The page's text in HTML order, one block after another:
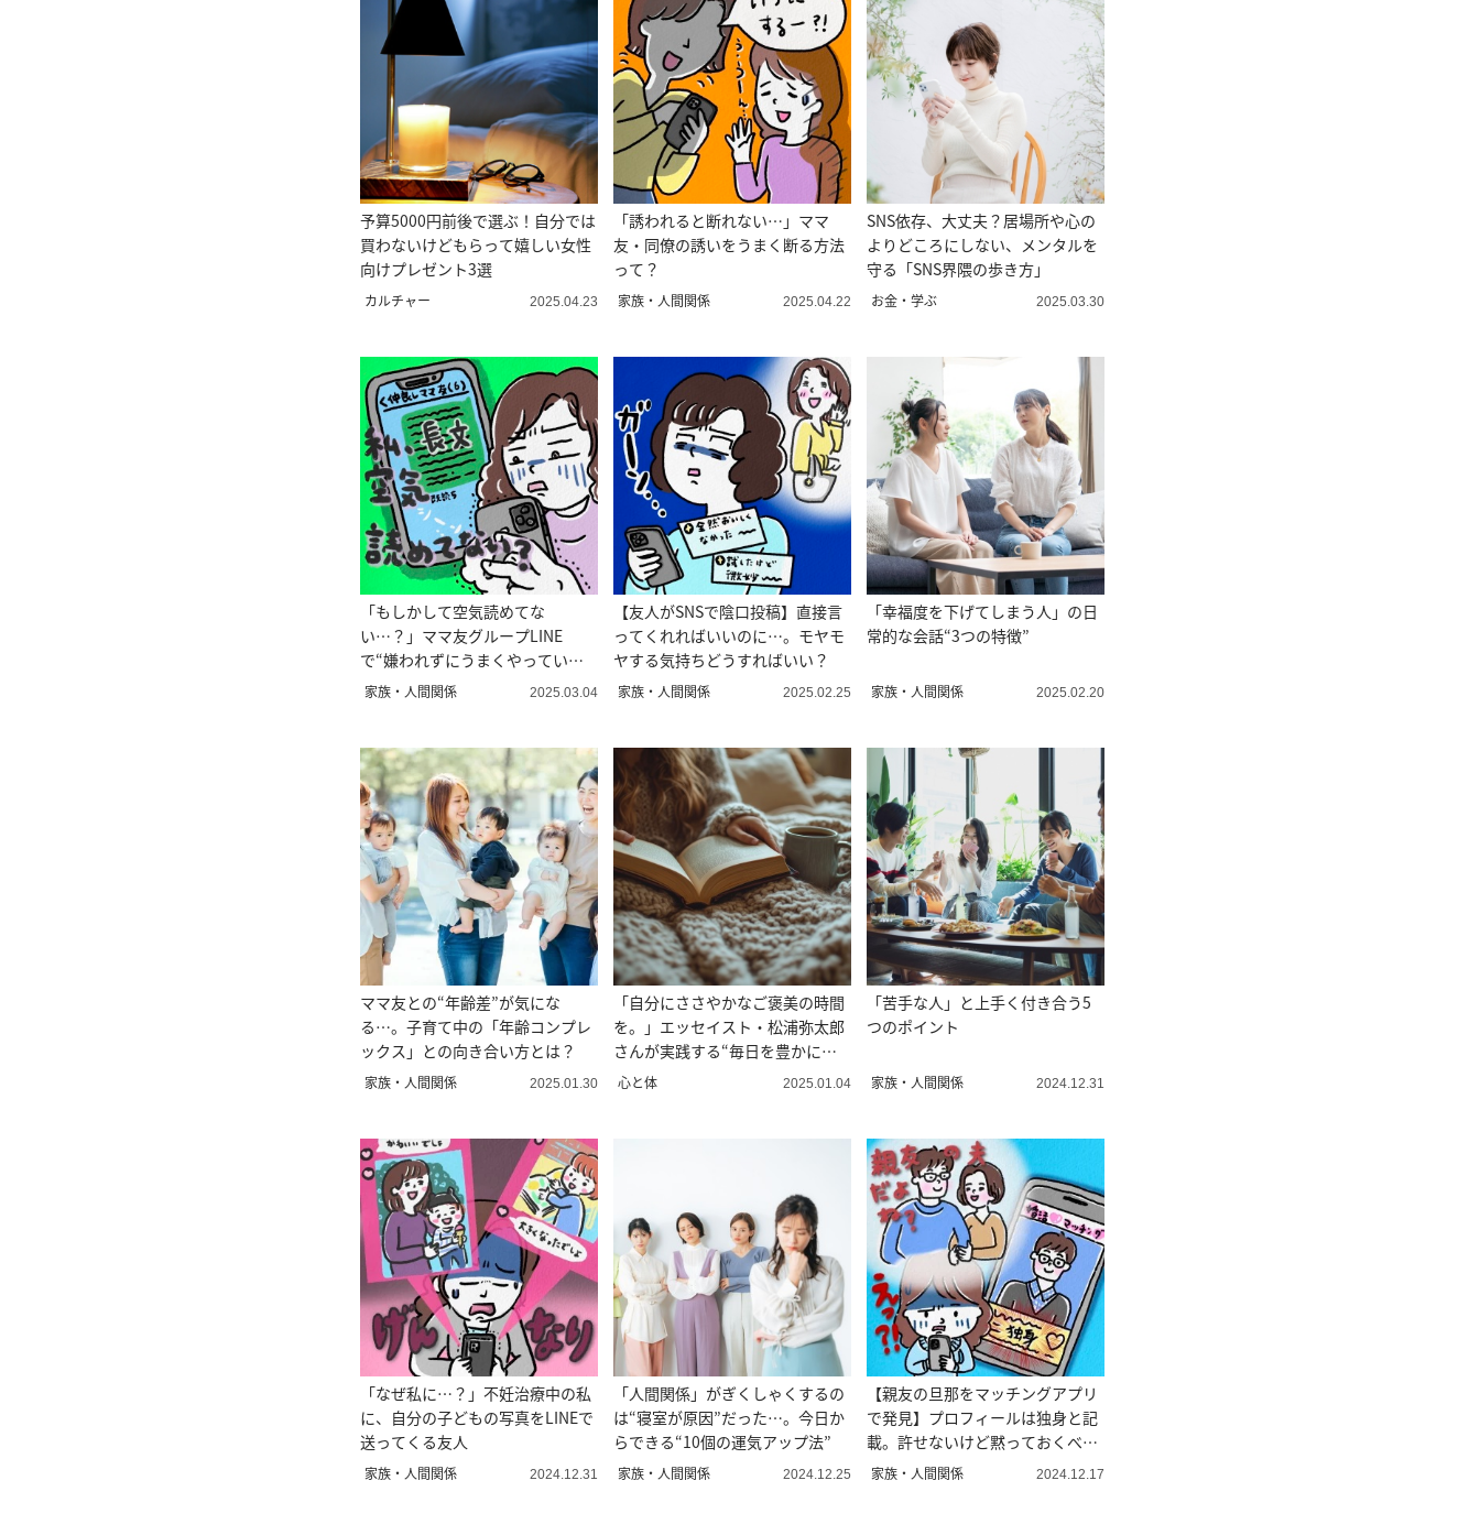
予算5000円前後で選ぶ！自分では
買わないけどもらって嬉しい女性
向けプレゼント3選
カルチャー 2025.04.23
「誘われると断れない…」ママ
友・同僚の誘いをうまく断る方法
って？
家族・人間関係 2025.04.22
SNS依存、大丈夫？居場所や心の
よりどころにしない、メンタルを
守る「SNS界隈の歩き方」
お金・学ぶ 2025.03.30
「もしかして空気読めてな
い…？」ママ友グループLINE
で“嫌われずにうまくやっていく
コツ”
家族・人間関係 2025.03.04
【友人がSNSで陰口投稿】直接言
ってくれればいいのに…。モヤモ
ヤする気持ちどうすればいい？
家族・人間関係 2025.02.25
「幸福度を下げてしまう人」の日
常的な会話“3つの特徴”
家族・人間関係 2025.02.20
ママ友との“年齢差”が気にな
る…。子育て中の「年齢コンプレ
ックス」との向き合い方とは？
家族・人間関係 2025.01.30
「自分にささやかなご褒美の時間
を。」エッセイスト・松浦弥太郎
さんが実践する“毎日を豊かにす
る習慣”
心と体 2025.01.04
「苦手な人」と上手く付き合う5
つのポイント
家族・人間関係 2024.12.31
「なぜ私に…？」不妊治療中の私
に、自分の子どもの写真をLINEで
送ってくる友人
家族・人間関係 2024.12.31
「人間関係」がぎくしゃくするの
は“寝室が原因”だった…。今日か
らできる“10個の運気アップ法”
家族・人間関係 2024.12.25
【親友の旦那をマッチングアプリ
で発見】プロフィールは独身と記
載。許せないけど黙っておくべ
き？
家族・人間関係 2024.12.17